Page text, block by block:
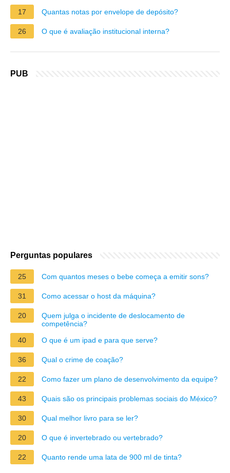
17
Quantas notas por envelope de depósito?
26 O que é avaliação institucional interna?
PUB
Perguntas populares
25 Com quantos meses o bebe começa a emitir sons?
31 Como acessar o host da máquina?
20
Quem julga o incidente de deslocamento de
competência?
40
O que é um ipad e para que serve?
36 Qual o crime de coação?
22 Como fazer um plano de desenvolvimento da equipe?
43 Quais são os principais problemas sociais do México?
30 Qual melhor livro para se ler?
20 O que é invertebrado ou vertebrado?
22 Quanto rende uma lata de 900 ml de tinta?